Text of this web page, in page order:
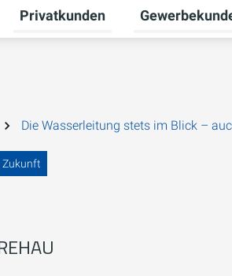
Privatkunden
Untermenü für
Die Wasserleitung stets im Blick –
Zukunft